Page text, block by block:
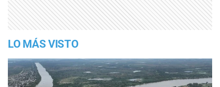
LO MÁS VISTO